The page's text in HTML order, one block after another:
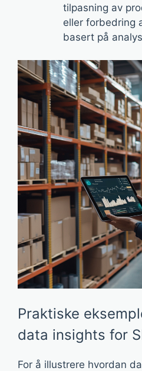
tilpasning av
eller forbedring
basert på
Praktiske
data insights for
For å illustrere hvordan